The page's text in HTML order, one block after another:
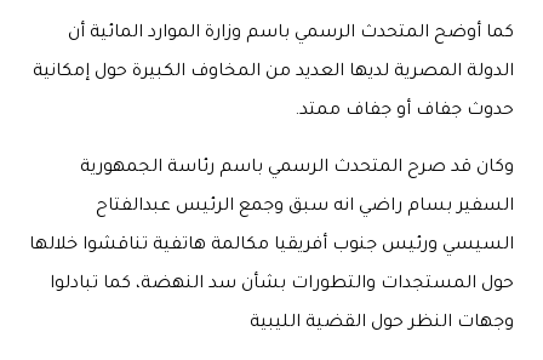
كما أوضح المتحدث الرسمي باسم وزارة الموارد المائية أن
الدولة المصرية لديها العديد من المخاوف الكبيرة حول إمكانية
حدوث جفاف أو جفاف ممتد.
وكان قد صرح المتحدث الرسمي باسم رئاسة الجمهورية
السفير بسام راضي انه سبق وجمع الرئيس عبدالفتاح
السيسي ورئيس جنوب أفريقيا مكالمة هاتفية تناقشوا خلالها
حول المستجدات والتطورات بشأن سد النهضة، كما تبادلوا
وجهات النظر حول القضية الليبية